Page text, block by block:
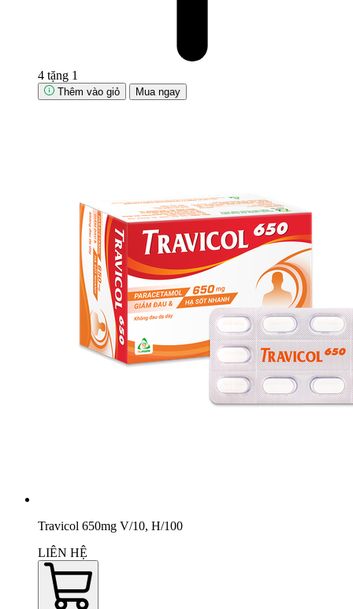
4 tặng 1
Thêm vào giỏ Mua ngay
Travicol 650mg V/10, H/100
LIÊN HỆ